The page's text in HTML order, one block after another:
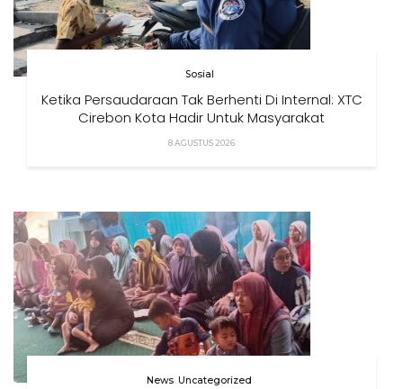
Sosial
Ketika Persaudaraan Tak Berhenti Di Internal: XTC
Cirebon Kota Hadir Untuk Masyarakat
8 AGUSTUS 2026
News Uncategorized